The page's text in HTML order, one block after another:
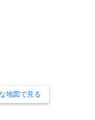
地図で見る